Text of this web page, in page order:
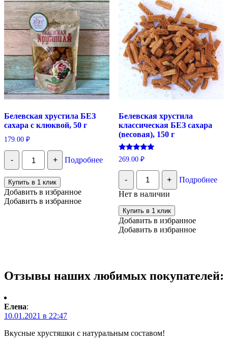
Белевская хрустила БЕЗ
сахара с клюквой, 50 г
179.00 ₽
-
Количество
Белевская
хрустила
БЕЗ
сахара
с
клюквой,
+ Подробнее
Купить в 1 клик
Добавить в избранное
Добавить в избранное
Белевская хрустила
классическая БЕЗ сахара
(весовая), 150 г
Оценка
5.00
из 5
269.00 ₽
-
Количество
Белевская
хрустила
классическая
БЕЗ
сахара
(весовая),
150
+
Подробнее
Нет в наличии
Купить в 1 клик
Добавить в избранное
Добавить в избранное
Отзывы наших любимых покупателей:
Елена:
10.01.2021 в 22:47
Вкусные хрустяшки с натуральным составом!